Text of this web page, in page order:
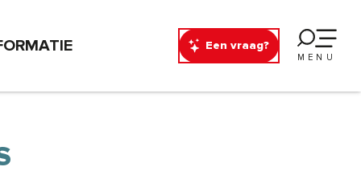
Een vraag?
MENU